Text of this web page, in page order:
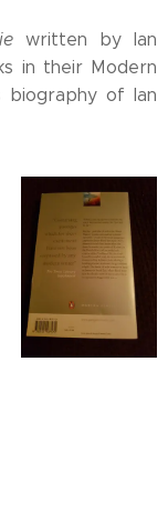
written by Ian
in their Modern
biography of Ian